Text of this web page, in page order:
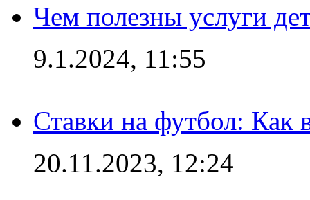
Чем полезны услуги
9.1.2024, 11:55
Ставки на футбол: Как
20.11.2023, 12:24